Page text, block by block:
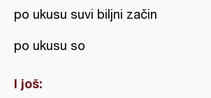
po ukusu suvi biljni začin
po ukusu so
I još: